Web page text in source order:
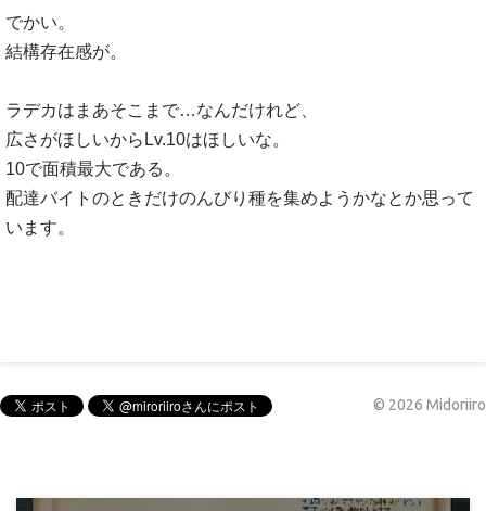
でかい。
結構存在感が。
ラデカはまあそこまで…なんだけれど、
広さがほしいからLv.10はほしいな。
10で面積最大である。
配達バイトのときだけのんびり種を集めようかなとか思って
います。
© 2026 Midoriiro